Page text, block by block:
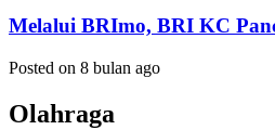
Melalui BRImo, BRI KC
Posted on 8 bulan ago
Olahraga